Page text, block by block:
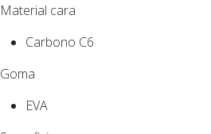
Material cara
Carbono C6
Goma
EVA